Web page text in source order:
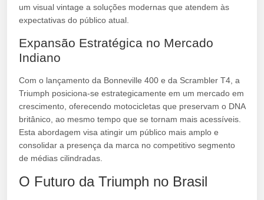
um visual vintage a soluções modernas que atendem às
expectativas do público atual.
Expansão Estratégica no Mercado
Indiano
Com o lançamento da Bonneville 400 e da Scrambler T4, a
Triumph posiciona-se estrategicamente em um mercado em
crescimento, oferecendo motocicletas que preservam o DNA
britânico, ao mesmo tempo que se tornam mais acessíveis.
Esta abordagem visa atingir um público mais amplo e
consolidar a presença da marca no competitivo segmento
de médias cilindradas.
O Futuro da Triumph no Brasil